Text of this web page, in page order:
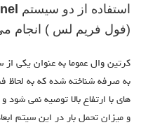
استفاده از دو سیستم
(فول فریم لس ) انجام
کرتین وال عموما به عنوان یکی
به صرفه شناخته شده که به لحاظ
های با ارتفاع بالا توصیه نمی
و میزان تحمل بار در این سیتم